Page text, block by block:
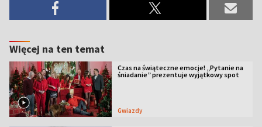
Więcej na ten temat
Czas na świąteczne emocje! „Pytanie na
śniadanie” prezentuje wyjątkowy spot
Gwiazdy